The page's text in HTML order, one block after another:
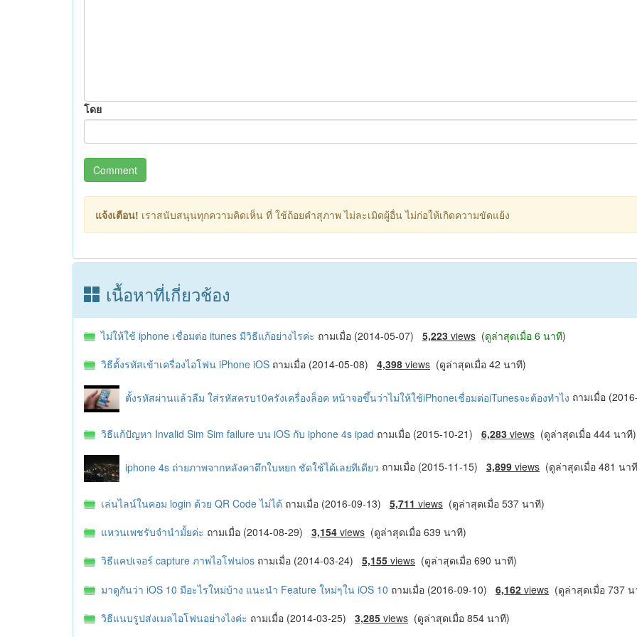
โดย
Comment
แจ้งเตือน! เราสนับสนุนทุกความคิดเห็น ที่ ใช้ถ้อยคำสุภาพ ไม่ละเมิดผู้อื่น ไม่ก่อให้เกิดความขัดแย้ง
เนื้อหาที่เกี่ยวช้อง
ไม่ให้ใช้ iphone เชื่อมต่อ itunes มีวิธีแก้อย่างไรค่ะ ถามเมื่อ (2014-05-07) 5,223 views (ดูล่าสุดเมื่อ 6 นาที)
วิธีตั้งรหัสเข้าเครื่องไอโฟน iPhone iOS ถามเมื่อ (2014-05-08) 4,398 views (ดูล่าสุดเมื่อ 42 นาที)
ตั้งรหัสผ่านแล้วลืม ใส่รหัสครบ10ครังเครื่องล็อค หน้าจอขึ้นว่าไม่ให้ใช้iPhoneเชื่อมต่อiTunesจะต้องทำไง ถามเมื่อ
วิธีแก้ปัญหา Invalid Sim Sim failure บน iOS กับ iphone 4s ipad ถามเมื่อ (2015-10-21) 6,283 views (ดูล่าสุดเมื่อ 444 นาที)
iphone 4s ถ่ายภาพจากหลังคาตึกใบหยก ชัดใช้ได้เลยทีเดียว ถามเมื่อ (2015-11-15) 3,899 views (ดูล่าสุดเมื่อ 481 นา
เล่นไลน์ในคอม login ด้วย QR Code ไม่ได้ ถามเมื่อ (2016-09-13) 5,711 views (ดูล่าสุดเมื่อ 537 นาที)
แหวนเพชรับจำนำมั้ยค่ะ ถามเมื่อ (2014-08-29) 3,154 views (ดูล่าสุดเมื่อ 639 นาที)
วิธีแคปเจอร์ capture ภาพไอโฟนios ถามเมื่อ (2014-03-24) 5,155 views (ดูล่าสุดเมื่อ 690 นาที)
มาดูกันว่า iOS 10 มีอะไรใหม่บ้าง แนะนำ Feature ใหม่ๆใน iOS 10 ถามเมื่อ (2016-09-10) 6,162 views (ดูล่าสุดเมื่อ 737
วิธีแนบรูปส่งเมลไอโฟนอย่างไงค่ะ ถามเมื่อ (2014-03-25) 3,285 views (ดูล่าสุดเมื่อ 854 นาที)